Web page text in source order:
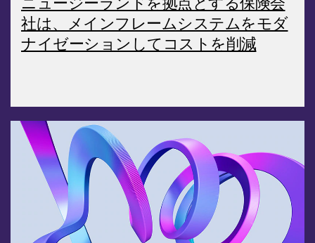
社は、メインフレームシステムをモダ
ナイゼーションしてコストを削減